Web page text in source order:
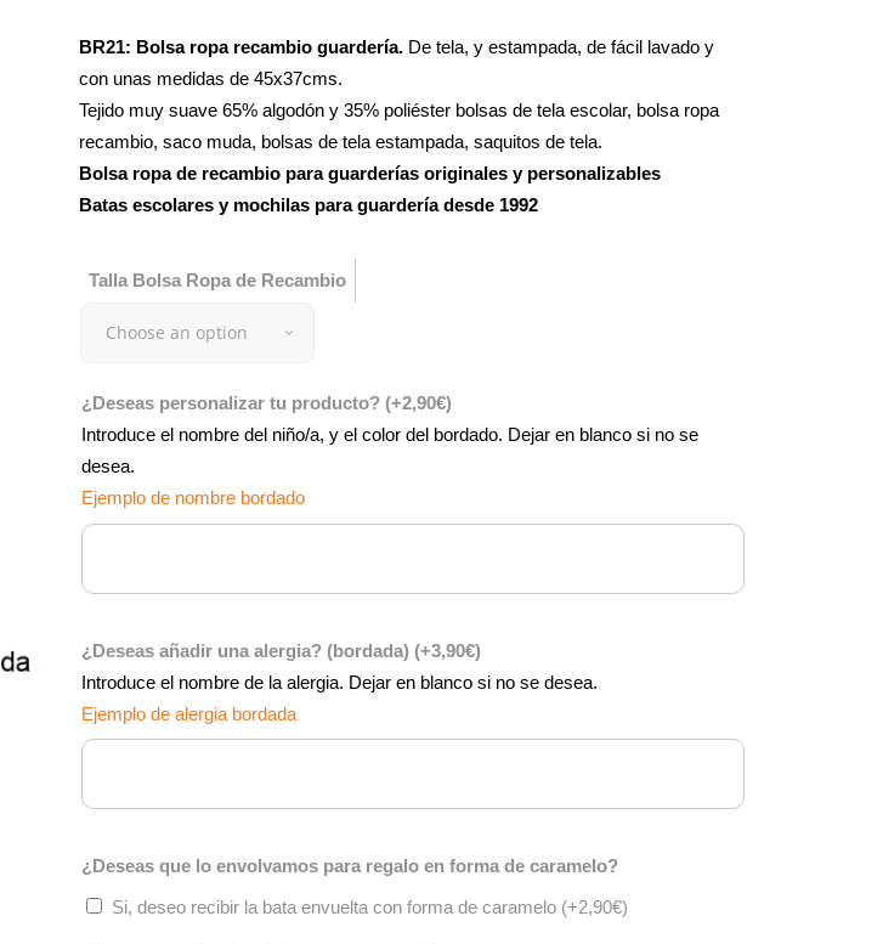
BR21: Bolsa ropa recambio guardería. De tela, y estampada, de fácil lavado y
con unas medidas de 45x37cms.
Tejido muy suave 65% algodón y 35% poliéster bolsas de tela escolar, bolsa ropa
recambio, saco muda, bolsas de tela estampada, saquitos de tela.
Bolsa ropa de recambio para guarderías originales y personalizables
Batas escolares y mochilas para guardería desde 1992
Talla Bolsa Ropa de Recambio
Choose an option
¿Deseas personalizar tu producto? (+2,90€)
Introduce el nombre del niño/a, y el color del bordado. Dejar en blanco si no se
desea.
Ejemplo de nombre bordado
¿Deseas añadir una alergia? (bordada) (+3,90€)
Introduce el nombre de la alergia. Dejar en blanco si no se desea.
Ejemplo de alergia bordada
¿Deseas que lo envolvamos para regalo en forma de caramelo?
Si, deseo recibir la bata envuelta con forma de caramelo (+2,90€)